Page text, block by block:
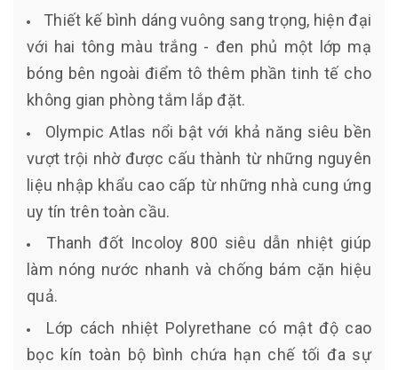
Thiết kế bình dáng vuông sang trọng, hiện đại
với hai tông màu trắng - đen phủ một lớp mạ
bóng bên ngoài điểm tô thêm phần tinh tế cho
không gian phòng tắm lắp đặt.
Olympic Atlas nổi bật với khả năng siêu bền
vượt trội nhờ được cấu thành từ những nguyên
liệu nhập khẩu cao cấp từ những nhà cung ứng
uy tín trên toàn cầu.
Thanh đốt Incoloy 800 siêu dẫn nhiệt giúp
làm nóng nước nhanh và chống bám cặn hiệu
quả.
Lớp cách nhiệt Polyrethane có mật độ cao
bọc kín toàn bộ bình chứa hạn chế tối đa sự